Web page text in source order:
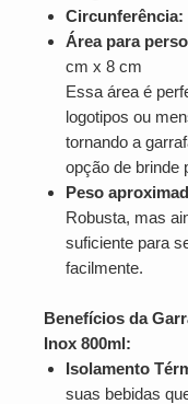
Circunferência:
Área para
cm x 8 cm
Essa área é
logotipos ou
tornando a
opção de brinde
Peso
Robusta, mas
suficiente para
facilmente.
Benefícios da
Inox 800ml:
Isolamento
suas bebidas